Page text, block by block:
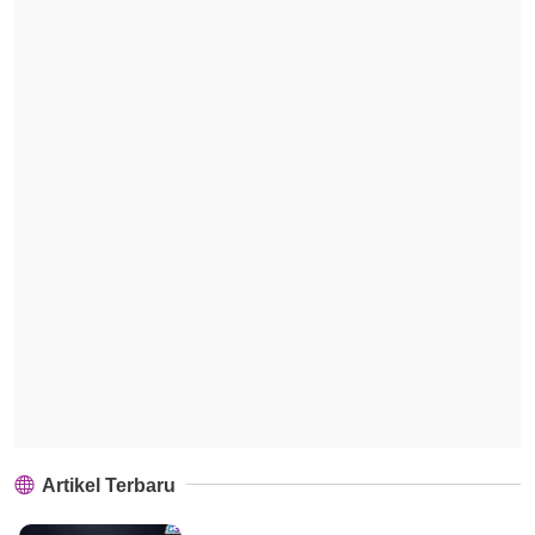
Artikel Terbaru